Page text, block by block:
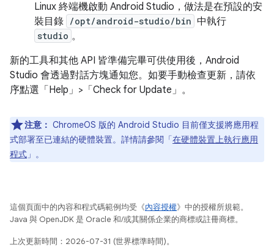
Linux 終端機啟動 Android Studio，做法是在預設的安
裝目錄 /opt/android-studio/bin 中執行
studio 。
新的工具和其他 API 皆準備完畢可供使用後，Android
Studio 會透過對話方塊通知您。如要手動檢查更新，請依
序點選「Help」>「Check for Update」 。
注意： ChromeOS 版的 Android Studio 目前僅支援將應用程
式部署至已連結的硬體裝置。詳情請參閱「在硬體裝置上執行應用
程式 」。
這個頁面中的內容和程式碼範例均受《內容授權》中的授權所規範。
Java 與 OpenJDK 是 Oracle 和/或其關係企業的商標或註冊商標。
上次更新時間：2026-07-31 (世界標準時間)。